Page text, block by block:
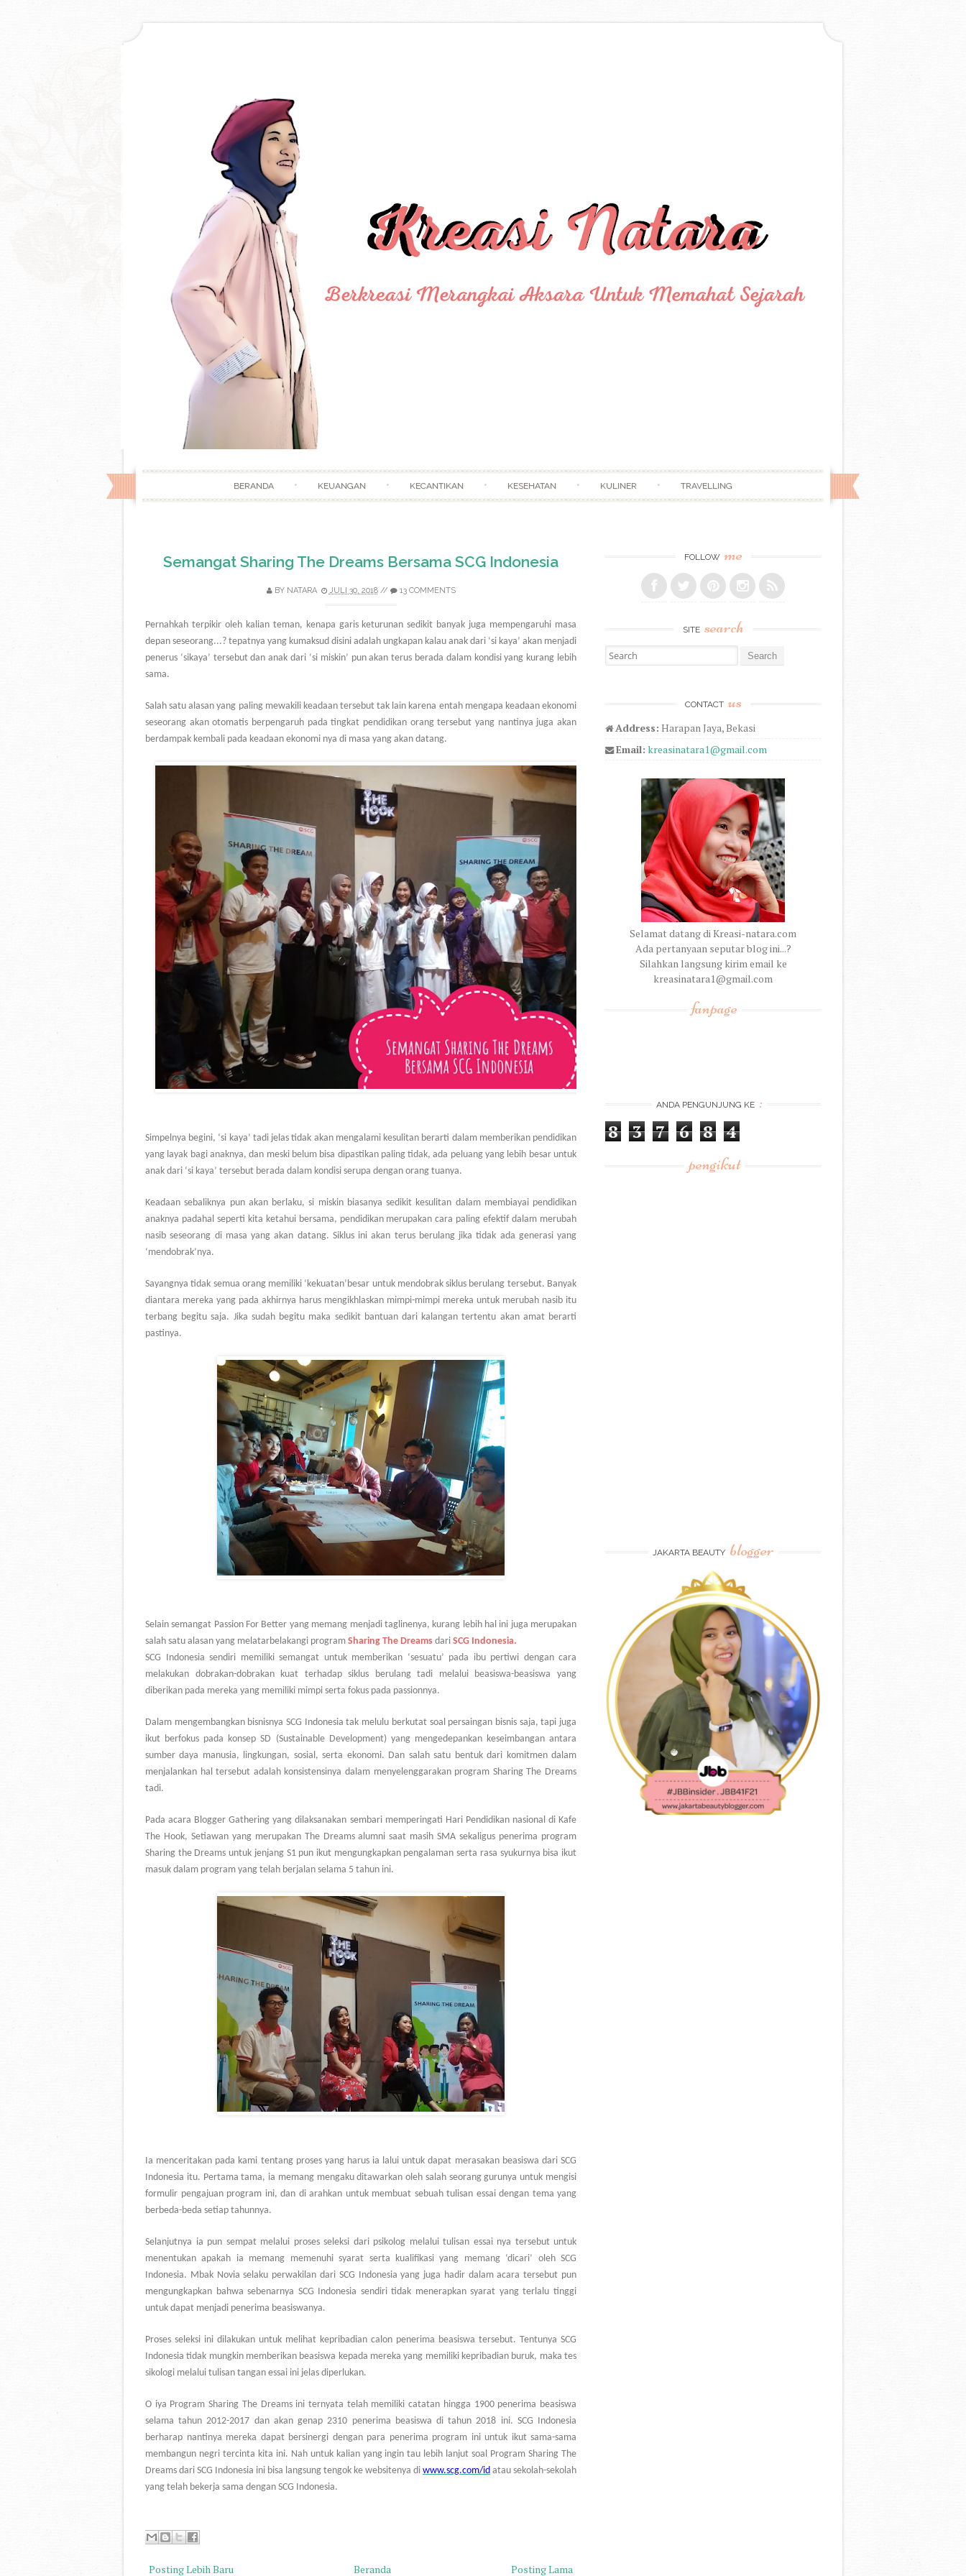
BERANDA KEUANGAN KECANTIKAN KESEHATAN KULINER TRAVELLING
Semangat Sharing The Dreams Bersama SCG Indonesia
BY NATARA JULI 30, 2018// 13 COMMENTS
Pernahkah terpikir oleh kalian teman, kenapa garis keturunan sedikit banyak juga mempengaruhi masa
depan seseorang...? tepatnya yang kumaksud disini adalah ungkapan kalau anak dari ‘si kaya’ akan menjadi
penerus ‘sikaya’ tersebut dan anak dari ‘si miskin’ pun akan terus berada dalam kondisi yang kurang lebih
sama.
Salah satu alasan yang paling mewakili keadaan tersebut tak lain karena entah mengapa keadaan ekonomi
seseorang akan otomatis berpengaruh pada tingkat pendidikan orang tersebut yang nantinya juga akan
berdampak kembali pada keadaan ekonomi nya di masa yang akan datang.
Simpelnya begini, ‘si kaya’ tadi jelas tidak akan mengalami kesulitan berarti dalam memberikan pendidikan
yang layak bagi anaknya, dan meski belum bisa dipastikan paling tidak, ada peluang yang lebih besar untuk
anak dari ‘si kaya’ tersebut berada dalam kondisi serupa dengan orang tuanya.
Keadaan sebaliknya pun akan berlaku, si miskin biasanya sedikit kesulitan dalam membiayai pendidikan
anaknya padahal seperti kita ketahui bersama, pendidikan merupakan cara paling efektif dalam merubah
nasib seseorang di masa yang akan datang. Siklus ini akan terus berulang jika tidak ada generasi yang
‘mendobrak’nya.
Sayangnya tidak semua orang memiliki ‘kekuatan’besar untuk mendobrak siklus berulang tersebut. Banyak
diantara mereka yang pada akhirnya harus mengikhlaskan mimpi-mimpi mereka untuk merubah nasib itu
terbang begitu saja. Jika sudah begitu maka sedikit bantuan dari kalangan tertentu akan amat berarti
pastinya.
Selain semangat Passion For Better yang memang menjadi taglinenya, kurang lebih hal ini juga merupakan
salah satu alasan yang melatarbelakangi program Sharing The Dreams dari SCG Indonesia.
SCG Indonesia sendiri memiliki semangat untuk memberikan ‘sesuatu’ pada ibu pertiwi dengan cara
melakukan dobrakan-dobrakan kuat terhadap siklus berulang tadi melalui beasiswa-beasiswa yang
diberikan pada mereka yang memiliki mimpi serta fokus pada passionnya.
Dalam mengembangkan bisnisnya SCG Indonesia tak melulu berkutat soal persaingan bisnis saja, tapi juga
ikut berfokus pada konsep SD (Sustainable Development) yang mengedepankan keseimbangan antara
sumber daya manusia, lingkungan, sosial, serta ekonomi. Dan salah satu bentuk dari komitmen dalam
menjalankan hal tersebut adalah konsistensinya dalam menyelenggarakan program Sharing The Dreams
tadi.
Pada acara Blogger Gathering yang dilaksanakan sembari memperingati Hari Pendidikan nasional di Kafe
The Hook, Setiawan yang merupakan The Dreams alumni saat masih SMA sekaligus penerima program
Sharing the Dreams untuk jenjang S1 pun ikut mengungkapkan pengalaman serta rasa syukurnya bisa ikut
masuk dalam program yang telah berjalan selama 5 tahun ini.
Ia menceritakan pada kami tentang proses yang harus ia lalui untuk dapat merasakan beasiswa dari SCG
Indonesia itu. Pertama tama, ia memang mengaku ditawarkan oleh salah seorang gurunya untuk mengisi
formulir pengajuan program ini, dan di arahkan untuk membuat sebuah tulisan essai dengan tema yang
berbeda-beda setiap tahunnya.
Selanjutnya ia pun sempat melalui proses seleksi dari psikolog melalui tulisan essai nya tersebut untuk
menentukan apakah ia memang memenuhi syarat serta kualifikasi yang memang ‘dicari’ oleh SCG
Indonesia. Mbak Novia selaku perwakilan dari SCG Indonesia yang juga hadir dalam acara tersebut pun
mengungkapkan bahwa sebenarnya SCG Indonesia sendiri tidak menerapkan syarat yang terlalu tinggi
untuk dapat menjadi penerima beasiswanya.
Proses seleksi ini dilakukan untuk melihat kepribadian calon penerima beasiswa tersebut. Tentunya SCG
Indonesia tidak mungkin memberikan beasiswa kepada mereka yang memiliki kepribadian buruk, maka tes
sikologi melalui tulisan tangan essai ini jelas diperlukan.
O iya Program Sharing The Dreams ini ternyata telah memiliki catatan hingga 1900 penerima beasiswa
selama tahun 2012-2017 dan akan genap 2310 penerima beasiswa di tahun 2018 ini. SCG Indonesia
berharap nantinya mereka dapat bersinergi dengan para penerima program ini untuk ikut sama-sama
membangun negri tercinta kita ini. Nah untuk kalian yang ingin tau lebih lanjut soal Program Sharing The
Dreams dari SCG Indonesia ini bisa langsung tengok ke websitenya di www.scg.com/id atau sekolah-sekolah
yang telah bekerja sama dengan SCG Indonesia.
Posting Lebih Baru Posting Lama
Beranda
FOLLOW me
SITE search
Search for:
CONTACT us
Address: Harapan Jaya, Bekasi
Email: kreasinatara1@gmail.com
Selamat datang di Kreasi-natara.com
Ada pertanyaan seputar blog ini...?
Silahkan langsung kirim email ke
kreasinatara1@gmail.com
fanpage
ANDA PENGUNJUNG KE :
8 3 7 6 8 4
pengikut
JAKARTA BEAUTY blogger